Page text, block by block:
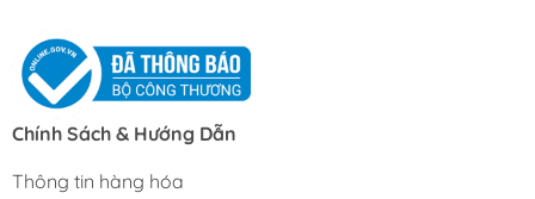
Chính Sách & Hướng Dẫn
Thông tin hàng hóa